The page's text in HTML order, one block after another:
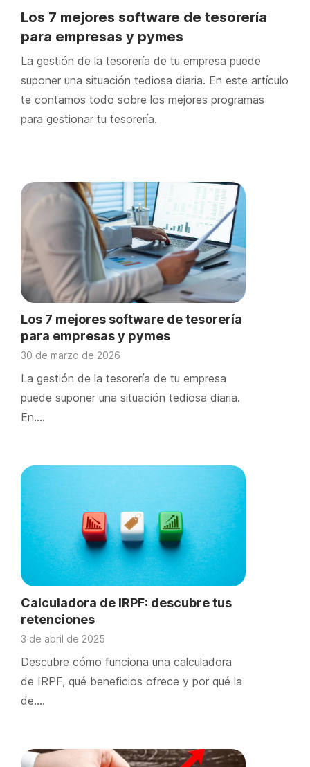
Los 7 mejores software de tesorería
para empresas y pymes
La gestión de la tesorería de tu empresa puede
suponer una situación tediosa diaria. En este artículo
te contamos todo sobre los mejores programas
para gestionar tu tesorería.
Los 7 mejores software de tesorería
para empresas y pymes
30 de marzo de 2026
La gestión de la tesorería de tu empresa
puede suponer una situación tediosa diaria.
En….
Calculadora de IRPF: descubre tus
retenciones
3 de abril de 2025
Descubre cómo funciona una calculadora
de IRPF, qué beneficios ofrece y por qué la
de….